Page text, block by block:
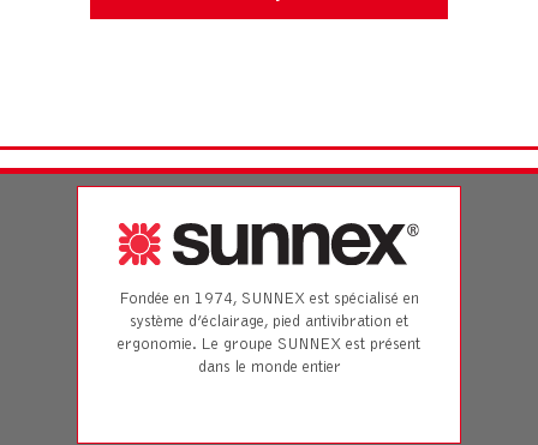
Fondée en 1974, SUNNEX est spécialisé en
système d’éclairage, pied antivibration et
ergonomie. Le groupe SUNNEX est présent
dans le monde entier